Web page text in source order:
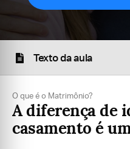
Texto da aula
O que é o Matrimônio?
A diferença de
casamento é